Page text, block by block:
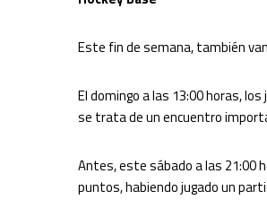
Este fin de semana, también
El domingo a las 13:00 horas,
se trata de un encuentro
Antes, este sábado a las 21:00
puntos, habiendo jugado un